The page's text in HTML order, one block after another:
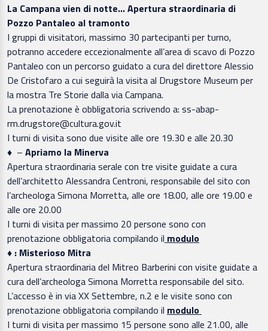
La Campana vien di notte… Apertura straordinaria di
Pozzo Pantaleo al tramonto
I gruppi di visitatori, massimo 30 partecipanti per turno,
potranno accedere eccezionalmente all’area di scavo di Pozzo
Pantaleo con un percorso guidato a cura del direttore Alessio
De Cristofaro a cui seguirà la visita al Drugstore Museum per
la mostra Tre Storie dalla via Campana.
La prenotazione è obbligatoria scrivendo a: ss-abap-
rm.drugstore@cultura.gov.it
I turni di visita sono due visite alle ore 19.30 e alle 20.30
♦ – Apriamo la Minerva
Apertura straordinaria serale con tre visite guidate a cura
dell’architetto Alessandra Centroni, responsabile del sito con
l’archeologa Simona Morretta, alle ore 18.00, alle ore 19.00 e
alle ore 20.00
I turni di visita per massimo 20 persone sono con
prenotazione obbligatoria compilando il modulo
♦ : Misterioso Mitra
Apertura straordinaria del Mitreo Barberini con visite guidate a
cura dell’archeologa Simona Morretta responsabile del sito.
L’accesso è in via XX Settembre, n.2 e le visite sono con
prenotazione obbligatoria compilando il modulo
I turni di visita per massimo 15 persone sono alle 21.00, alle